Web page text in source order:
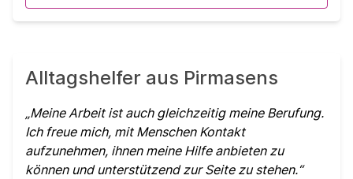
Alltagshelfer aus Pirmasens
Meine Arbeit ist auch gleichzeitig meine Berufung.
Ich freue mich, mit Menschen Kontakt
aufzunehmen, ihnen meine Hilfe anbieten zu
können und unterstützend zur Seite zu stehen.